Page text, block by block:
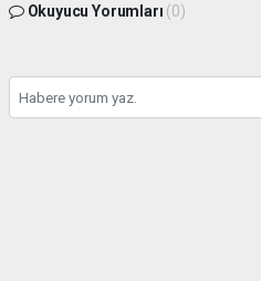
Okuyucu Yorumları (0)